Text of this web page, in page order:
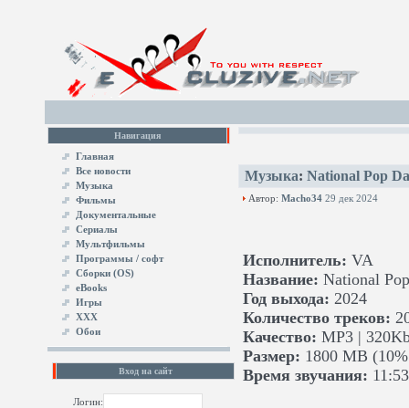
Навигация
Главная
Все новости
Музыка
Фильмы
Документальные
Сериалы
Мультфильмы
Программы / софт
Сборки (OS)
eBooks
Игры
XXX
Обои
Вход на сайт
Логин:
Музыка: National Pop
Автор: Macho34 29 дек 2024
Исполнитель: VA
Название: National
Год выхода: 2024
Количество треков:
Качество: MP3 |
Размер: 1800 MB
Время звучания: